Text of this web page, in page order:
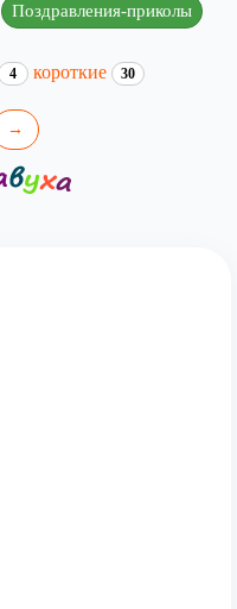
Поздравления-приколы
4 короткие 30
→